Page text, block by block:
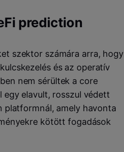
prediction
szektor számára arra, hogy
és az operatív
nem sérültek a core
elavult, rosszul védett
platformnál, amely havonta
kötött fogadások